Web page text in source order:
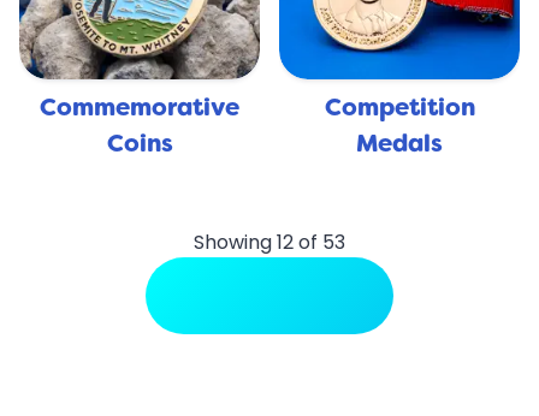
Commemorative
Coins
Competition
Medals
Showing 12 of 53